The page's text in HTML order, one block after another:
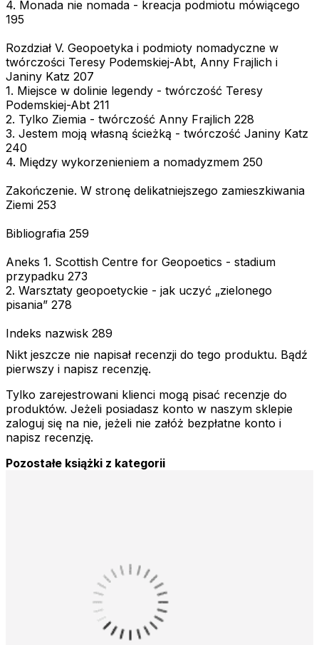
4. Monada nie nomada - kreacja podmiotu mówiącego
195
Rozdział V. Geopoetyka i podmioty nomadyczne w
twórczości Teresy Podemskiej-Abt, Anny Frajlich i
Janiny Katz 207
1. Miejsce w dolinie legendy - twórczość Teresy
Podemskiej-Abt 211
2. Tylko Ziemia - twórczość Anny Frajlich 228
3. Jestem moją własną ścieżką - twórczość Janiny Katz
240
4. Między wykorzenieniem a nomadyzmem 250
Zakończenie. W stronę delikatniejszego zamieszkiwania
Ziemi 253
Bibliografia 259
Aneks 1. Scottish Centre for Geopoetics - stadium
przypadku 273
2. Warsztaty geopoetyckie - jak uczyć „zielonego
pisania” 278
Indeks nazwisk 289
Nikt jeszcze nie napisał recenzji do tego produktu. Bądź
pierwszy i napisz recenzję.
Tylko zarejestrowani klienci mogą pisać recenzje do
produktów. Jeżeli posiadasz konto w naszym sklepie
zaloguj się na nie, jeżeli nie załóż bezpłatne konto i
napisz recenzję.
Pozostałe książki z kategorii